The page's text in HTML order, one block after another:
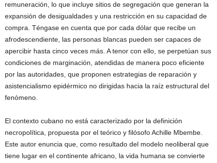
remuneración, lo que incluye sitios de segregación que generan la
expansión de desigualdades y una restricción en su capacidad de
compra. Téngase en cuenta que por cada dólar que recibe un
afrodescendiente, las personas blancas pueden ser capaces de
apercibir hasta cinco veces más. A tenor con ello, se perpetúan sus
condiciones de marginación, atendidas de manera poco eficiente
por las autoridades, que proponen estrategias de reparación y
asistencialismo epidérmico no dirigidas hacia la raíz estructural del
fenómeno.
El contexto cubano no está caracterizado por la definición
necropolítica, propuesta por el teórico y filósofo Achille Mbembe.
Este autor enuncia que, como resultado del modelo neoliberal que
tiene lugar en el continente africano, la vida humana se convierte